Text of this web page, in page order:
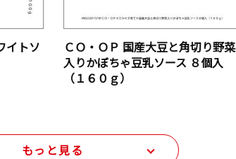
イトソ
ＣＯ・ＯＰ 国産大豆と角切り野菜
入りかぼちゃ豆乳ソース ８個入
（１６０ｇ）
もっと見る